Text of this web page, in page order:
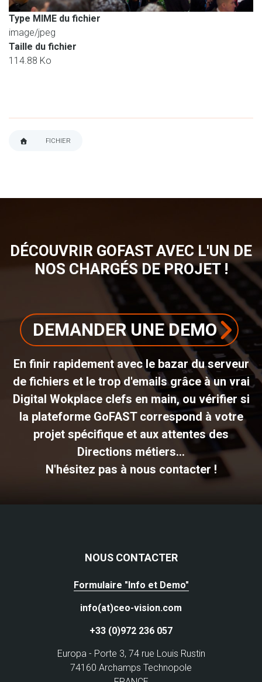
Type MIME du fichier
image/jpeg
Taille du fichier
114.88 Ko
FICHIER
DÉCOUVRIR GOFAST AVEC L'UN DE
NOS CHARGÉS DE PROJET !
DEMANDER UNE DEMO
En finir rapidement avec le bazar du serveur
de fichiers et le trop d'emails grâce à un vrai
Digital Wokplace clefs en main, ou vérifier si
la plateforme GoFAST correspond à votre
projet spécifique et aux attentes des
Directions métiers...
N'hésitez pas à nous contacter !
NOUS CONTACTER
Formulaire "Info et Demo"
info(at)ceo-vision.com
+33 (0)972 236 057
Europa - Porte 3, 74 rue Louis Rustin
74160 Archamps Technopole